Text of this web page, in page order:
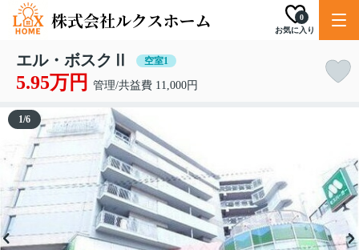
お気に入り
0
エル・ボスクⅡ 空室1
5.95万円 管理/共益費 11,000円
1/6